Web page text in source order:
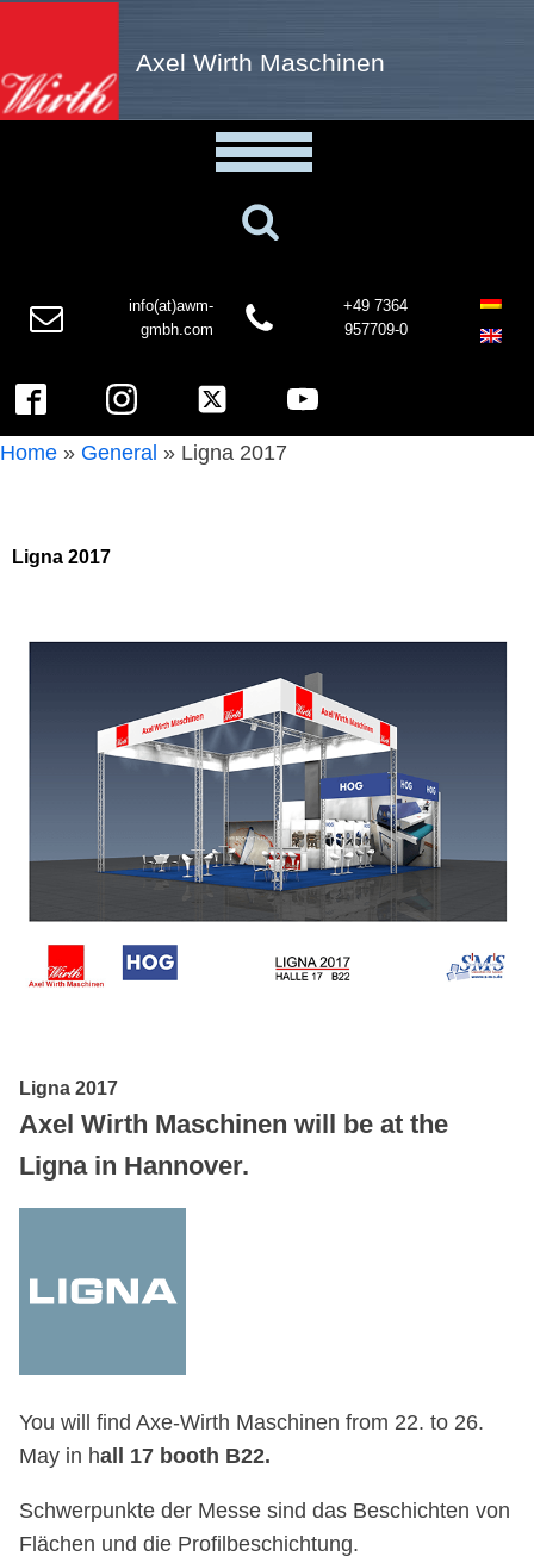
Axel Wirth Maschinen
info(at)awm-
gmbh.com
+49 7364
957709-0
Home » General » Ligna 2017
Ligna 2017
Ligna 2017
Axel Wirth Maschinen will be at the
Ligna in Hannover.
You will find Axe-Wirth Maschinen from 22. to 26.
May in hall 17 booth B22.
Schwerpunkte der Messe sind das Beschichten von
Flächen und die Profilbeschichtung.